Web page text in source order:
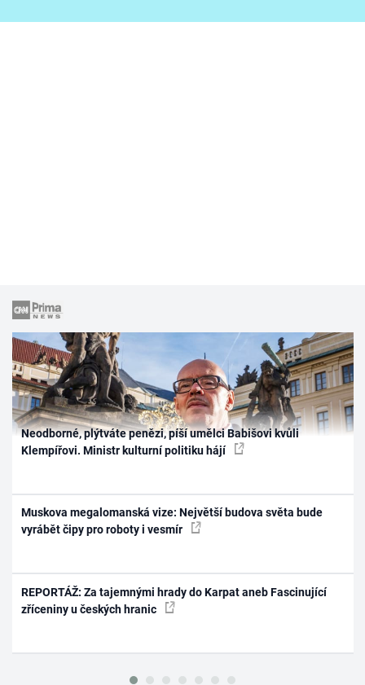
Neodborné, plýtváte penězi, píší umělci Babišovi kvůli
Klempířovi. Ministr kulturní politiku hájí
Muskova megalomanská vize: Největší budova světa bude
vyrábět čipy pro roboty i vesmír
REPORTÁŽ: Za tajemnými hrady do Karpat aneb Fascinující
zříceniny u českých hranic